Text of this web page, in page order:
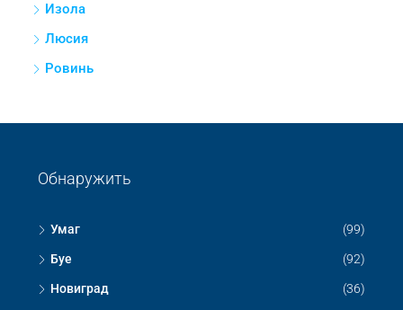
Изола
Люсия
Ровинь
Обнаружить
Умаг (99)
Буе (92)
Новиград (36)